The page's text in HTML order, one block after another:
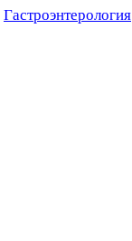
Гастроэнтерология